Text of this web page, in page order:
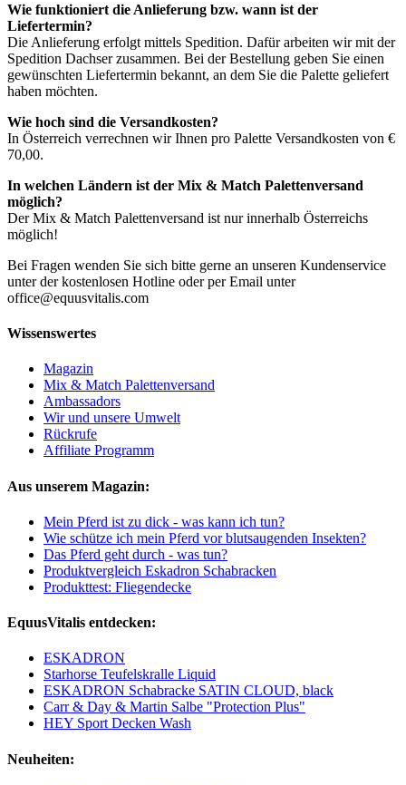
Wie funktioniert die Anlieferung bzw. wann ist der
Liefertermin?
Die Anlieferung erfolgt mittels Spedition. Dafür arbeiten wir mit der
Spedition Dachser zusammen. Bei der Bestellung geben Sie einen
gewünschten Liefertermin bekannt, an dem Sie die Palette geliefert
haben möchten.
Wie hoch sind die Versandkosten?
In Österreich verrechnen wir Ihnen pro Palette Versandkosten von €
70,00.
In welchen Ländern ist der Mix & Match Palettenversand
möglich?
Der Mix & Match Palettenversand ist nur innerhalb Österreichs
möglich!
Bei Fragen wenden Sie sich bitte gerne an unseren Kundenservice
unter der kostenlosen Hotline oder per Email unter
office@equusvitalis.com
Wissenswertes
Magazin
Mix & Match Palettenversand
Ambassadors
Wir und unsere Umwelt
Rückrufe
Affiliate Programm
Aus unserem Magazin:
Mein Pferd ist zu dick - was kann ich tun?
Wie schütze ich mein Pferd vor blutsaugenden Insekten?
Das Pferd geht durch - was tun?
Produktvergleich Eskadron Schabracken
Produkttest: Fliegendecke
EquusVitalis entdecken:
ESKADRON
Starhorse Teufelskralle Liquid
ESKADRON Schabracke SATIN CLOUD, black
Carr & Day & Martin Salbe "Protection Plus"
HEY Sport Decken Wash
Neuheiten: